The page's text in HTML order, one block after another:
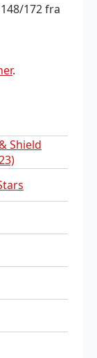
172 fra
.
Shield